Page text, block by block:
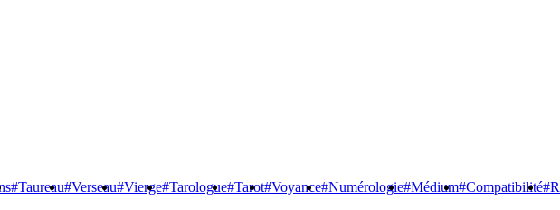
#Taureau#Verseau#Vierge#Tarologue#Tarot#Voyance#Numérologie#Médium#Compatibilité